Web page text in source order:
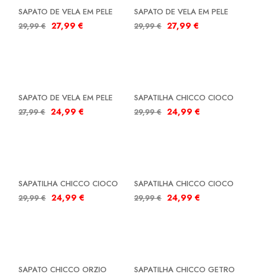
SAPATO DE VELA EM PELE
29,99€ 27,99 €
SAPATO DE VELA EM PELE
29,99€ 27,99 €
SAPATO DE VELA EM PELE
27,99€ 24,99 €
SAPATILHA CHICCO CIOCO
29,99€ 24,99 €
SAPATILHA CHICCO CIOCO
29,99€ 24,99 €
SAPATILHA CHICCO CIOCO
29,99€ 24,99 €
SAPATO CHICCO ORZIO SAPATILHA CHICCO GETRO